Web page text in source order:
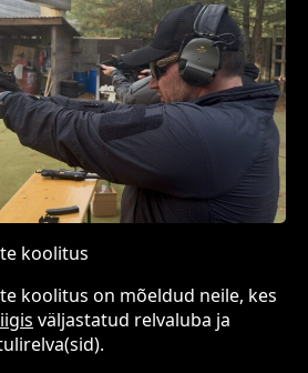
koolitus
koolitus on mõeldud neile, kes
väljastatud relvaluba ja